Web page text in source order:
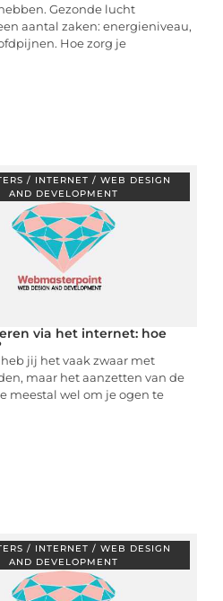
Gezonde lucht
aantal zaken: energieniveau,
Hoe zorg je
/ INTERNET / WEB DESIGN
AND DEVELOPMENT
via het internet: hoe
heb jij het vaak zwaar met
maar het aanzetten van de
meestal wel om je ogen te
/ INTERNET / WEB DESIGN
AND DEVELOPMENT